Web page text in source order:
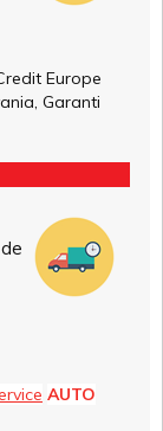
Europe
Garanti
AUTO